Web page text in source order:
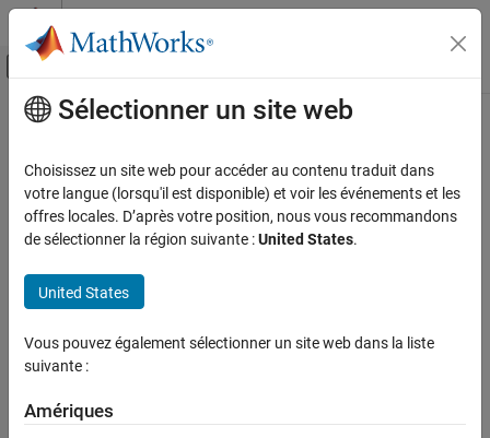
Passer au contenu
Activer/désactiver l'affichage du menu
Accueil de la documentation
Navigation Toolbox
Algorithmes de localisation
SLAM
removeEdges
SUR CETTE PAGE
Description
Contenu principal
Cette page a été traduite par traduction automatique. Cliquez ici
removeEdges
réduire tous les éléments de la page
Syntaxe
removeEdges(poseGraph,edgeIDs)
Sélectionner un site web
Choisissez un site web pour accéder au contenu traduit dans
votre langue (lorsqu'il est disponible) et voir les événements et les
offres locales. D’après votre position, nous vous recommandons
de sélectionner la région suivante :United States.
United States
Vous pouvez également sélectionner un site web dans la liste
suivante :
Amériques